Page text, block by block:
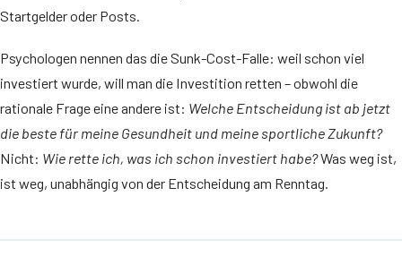
Startgelder oder Posts.
Psychologen nennen das die Sunk-Cost-Falle: weil schon viel
investiert wurde, will man die Investition retten – obwohl die
rationale Frage eine andere ist: Welche Entscheidung ist ab jetzt
die beste für meine Gesundheit und meine sportliche Zukunft?
Nicht: Wie rette ich, was ich schon investiert habe?Was weg ist,
ist weg, unabhängig von der Entscheidung am Renntag.